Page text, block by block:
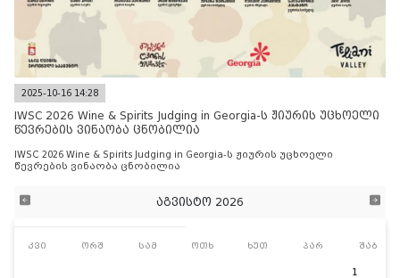
2025-10-16 14:28
IWSC 2026 Wine & Spirits Judging in Georgia-ს ჟიურის უცხოელი
წევრების ვინაობა ცნობილია
IWSC 2026 Wine & Spirits Judging in Georgia-ს ჟიურის უცხოელი
წევრების ვინაობა ცნობილია
აგვისტო 2026
კვი ორშ სამ ოთხ ხუთ პარ შაბ
1